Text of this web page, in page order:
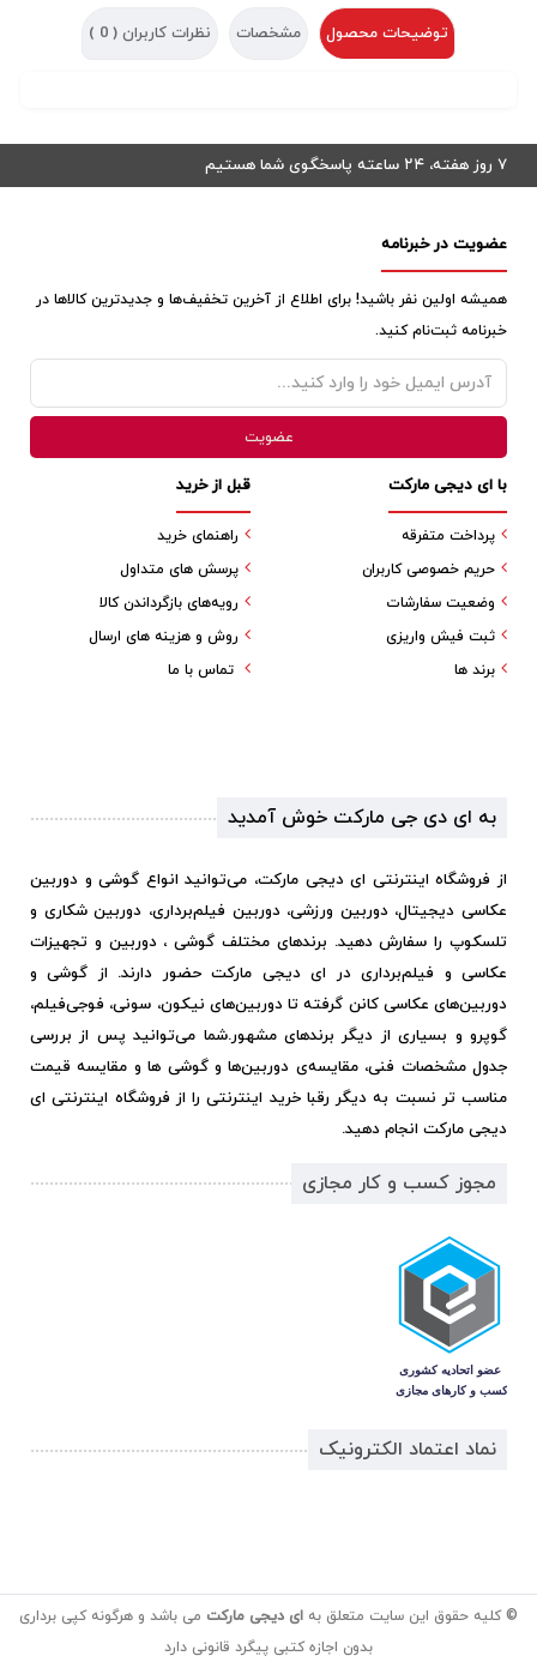
توضیحات محصول مشخصات نظرات کاربران ( 0
)
۷ روز هفته، ۲۴ ساعته پاسخگوی شما هستیم
عضویت در خبرنامه
همیشه اولین نفر باشید! برای اطلاع از آخرین تخفیف‌ها و جدیدترین کالاها در
خبرنامه ثبت‌نام کنید.
قبل از خرید
راهنمای خرید
پرسش های متداول
رویه‌های بازگرداندن کالا
روش و هزینه های ارسال
تماس با ما
با ای دیجی مارکت
پرداخت متفرقه
حریم خصوصی کاربران
وضعیت سفارشات
ثبت فیش واریزی
برند ها
به ای دی جی مارکت خوش آمدید
از فروشگاه اینترنتی ای دیجی مارکت، می‌توانید انواع گوشی و دوربین
عکاسی دیجیتال، دوربین ورزشی، دوربین فیلم‌برداری، دوربین شکاری و
تلسکوپ را سفارش دهید. برندهای مختلف گوشی ، دوربین و تجهیزات
عکاسی و فیلم‌برداری در ای دیجی مارکت حضور دارند. از گوشی و
دوربین‌های عکاسی کانن گرفته تا دوربین‌های نیکون، سونی، فوجی‌فیلم،
گوپرو و بسیاری از دیگر برندهای مشهور.شما می‌توانید پس از بررسی
جدول مشخصات فنی، مقایسه‌ی دوربین‌ها و گوشی ها و مقایسه قیمت
مناسب تر نسبت به دیگر رقبا خرید اینترنتی را از فروشگاه اینترنتی ای
دیجی مارکت انجام دهید.
مجوز کسب و کار مجازی
نماد اعتماد الکترونیک
© کلیه حقوق این سایت متعلق به ای دیجی مارکت می باشد و هرگونه کپی برداری
بدون اجازه کتبی پیگرد قانونی دارد